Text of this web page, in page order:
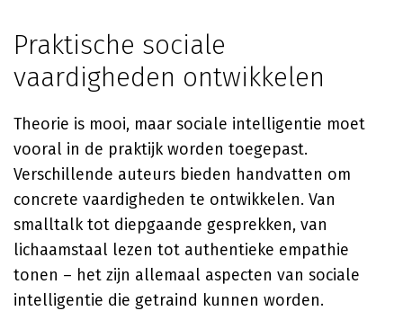
Praktische sociale
vaardigheden ontwikkelen
Theorie is mooi, maar sociale intelligentie moet
vooral in de praktijk worden toegepast.
Verschillende auteurs bieden handvatten om
concrete vaardigheden te ontwikkelen. Van
smalltalk tot diepgaande gesprekken, van
lichaamstaal lezen tot authentieke empathie
tonen – het zijn allemaal aspecten van sociale
intelligentie die getraind kunnen worden.